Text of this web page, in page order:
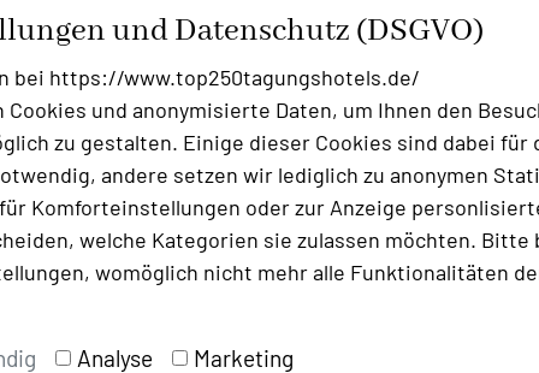
und Datenschutz (DSGVO)
bei https://www.top250tagungshotels.de/
und anonymisierte Daten, um Ihnen den
zu gestalten. Einige dieser Cookies sind dabei für
andere setzen wir lediglich zu anonymen
Komforteinstellungen oder zur Anzeige
welche Kategorien sie zulassen möchten. Bitte
womöglich nicht mehr alle Funktionalitäten
Analyse Marketing
Auto und öffentlichen Verkehrsmitteln
Minuten zum Rebenmeer der Südlichen
mit Leisure /Entspannung
Deutschlands.
landau-co